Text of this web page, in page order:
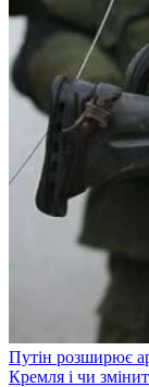
Путін розширює
Кремля і чи